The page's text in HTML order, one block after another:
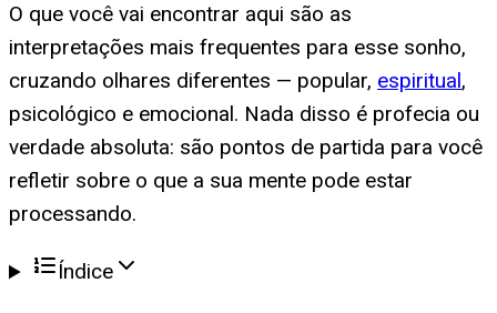
O que você vai encontrar aqui são as
interpretações mais frequentes para esse sonho,
cruzando olhares diferentes — popular, espiritual,
psicológico e emocional. Nada disso é profecia ou
verdade absoluta: são pontos de partida para você
refletir sobre o que a sua mente pode estar
processando.
Índice